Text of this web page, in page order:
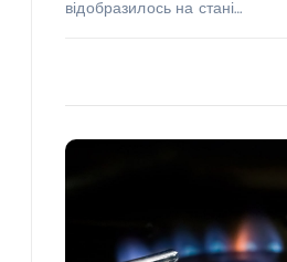
відобразилось на стані…